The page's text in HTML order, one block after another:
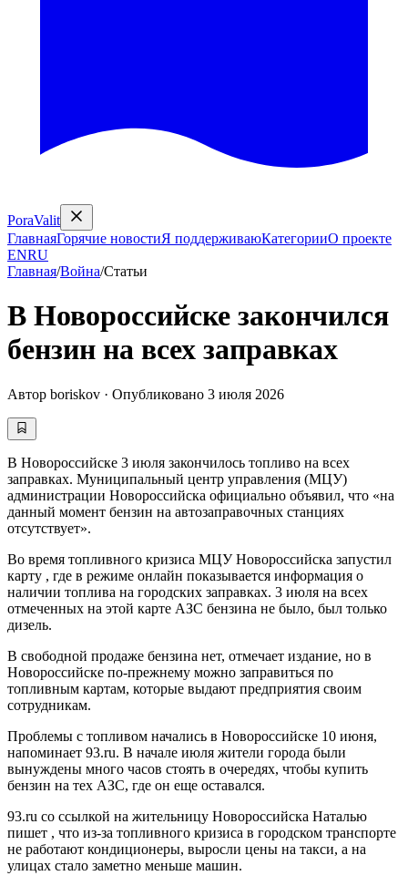
PoraValit
ГлавнаяГорячие новостиЯ поддерживаюКатегорииО проекте
ENRU
Главная/Война/Статьи
В Новороссийске закончился
бензин на всех заправках
Автор boriskov · Опубликовано 3 июля 2026
В Новороссийске 3 июля закончилось топливо на всех
заправках. Муниципальный центр управления (МЦУ)
администрации Новороссийска официально объявил, что «на
данный момент бензин на автозаправочных станциях
отсутствует».
Во время топливного кризиса МЦУ Новороссийска запустил
карту , где в режиме онлайн показывается информация о
наличии топлива на городских заправках. 3 июля на всех
отмеченных на этой карте АЗС бензина не было, был только
дизель.
В свободной продаже бензина нет, отмечает издание, но в
Новороссийске по-прежнему можно заправиться по
топливным картам, которые выдают предприятия своим
сотрудникам.
Проблемы с топливом начались в Новороссийске 10 июня,
напоминает 93.ru. В начале июля жители города были
вынуждены много часов стоять в очередях, чтобы купить
бензин на тех АЗС, где он еще оставался.
93.ru со ссылкой на жительницу Новороссийска Наталью
пишет , что из-за топливного кризиса в городском транспорте
не работают кондиционеры, выросли цены на такси, а на
улицах стало заметно меньше машин.